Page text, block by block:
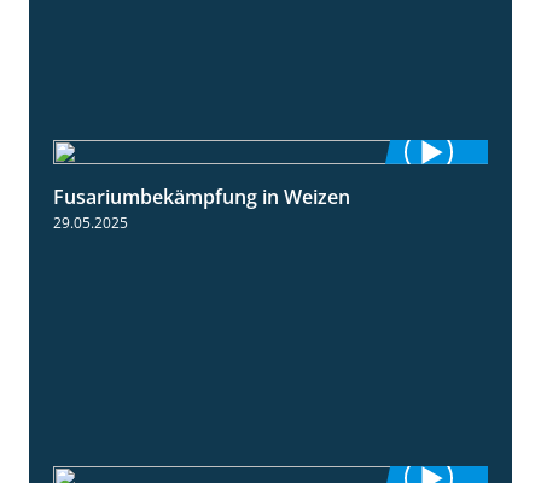
Fusariumbekämpfung in Weizen
29.05.2025